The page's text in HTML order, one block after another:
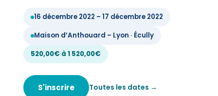
16 décembre 2022 – 17 décembre 2022
Maison d’Anthouard – Lyon · Écully
520,00€ à 1 520,00€
S'inscrire Toutes les dates →